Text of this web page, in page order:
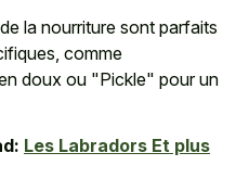
la nourriture sont parfaits
comme
doux ou "Pickle" pour un
Les Labradors Et plus